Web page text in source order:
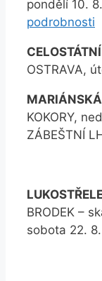
pondělí 10.
podrobnosti
OSTRAVA,
KOKORY,
ZÁBEŠTNÍ
BRODEK –
sobota 22. 8.